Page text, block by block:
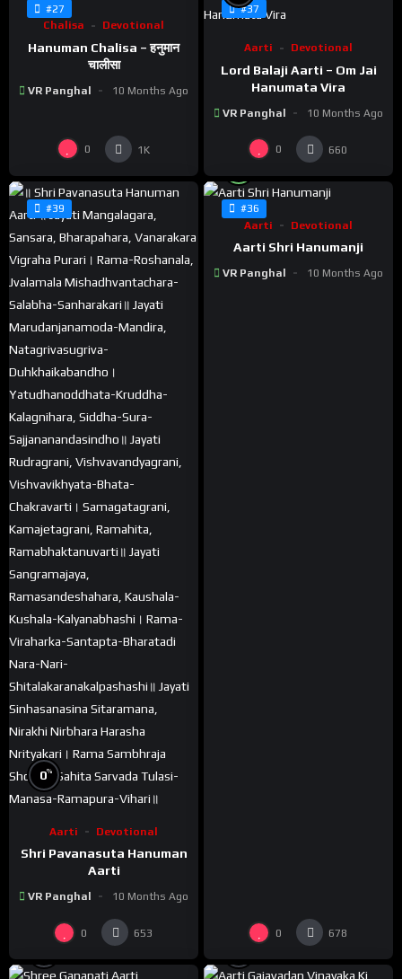
#27
Chalisa Devotional
Hanuman Chalisa – हनुमान
चालीसा
VR Panghal 10 Months Ago
0 1K
#37
Aarti Devotional
Lord Balaji Aarti – Om Jai
Hanumata Vira
VR Panghal 10 Months Ago
0 660
#39
0%
Aarti Devotional
Shri Pavanasuta Hanuman
Aarti
VR Panghal 10 Months Ago
0 653
#36
Aarti Devotional
Aarti Shri Hanumanji
VR Panghal 10 Months Ago
0 678